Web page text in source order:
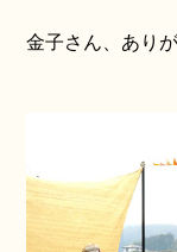
金子さん、あり